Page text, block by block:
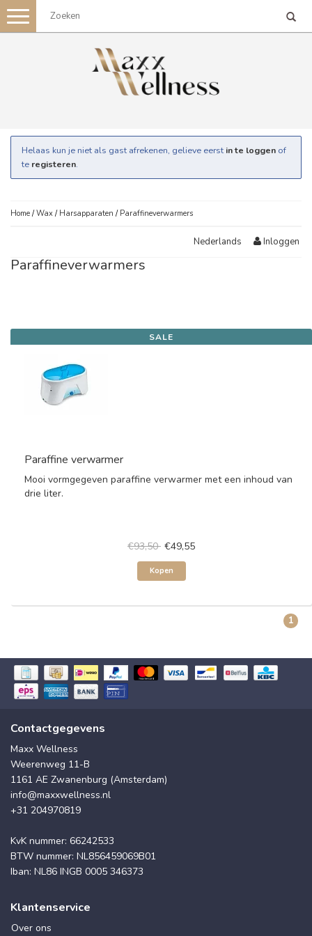
Toggle
navigation
Helaas kun je niet als gast afrekenen, gelieve eerst in te loggen of
te registeren.
Home /Wax / Harsapparaten / Paraffineverwarmers
Nederlands Inloggen
Paraffineverwarmers
SALE
Paraffine verwarmer
Mooi vormgegeven paraffine verwarmer met een inhoud van
drie liter.
€93,50 €49,55
Kopen
1
Contactgegevens
Maxx Wellness
Weerenweg 11-B
1161 AE Zwanenburg (Amsterdam)
info@maxxwellness.nl
+31 204970819
KvK nummer: 66242533
BTW nummer: NL856459069B01
Iban: NL86 INGB 0005 346373
Klantenservice
Over ons